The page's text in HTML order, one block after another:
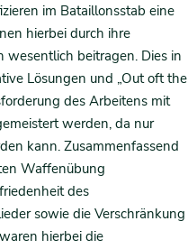
im Bataillonsstab eine
hierbei durch ihre
beitragen. Dies in
Lösungen und „Out oft the
des Arbeitens mit
werden, da nur
kann. Zusammenfassend
Waffenübung
des
sowie die Verschränkung
hierbei die